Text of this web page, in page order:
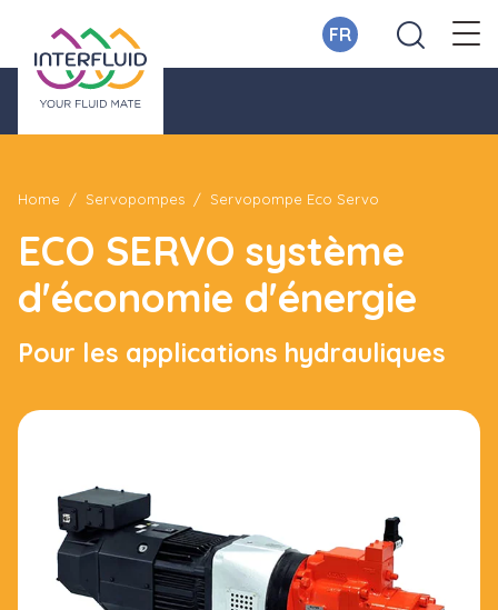
FR
Home Servopompes Servopompe Eco Servo
ECO SERVO système
d'économie d'énergie
Pour les applications hydrauliques